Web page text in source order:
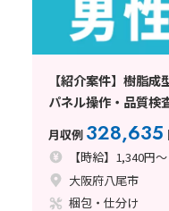
【紹介案件】樹脂
パネル操作・品質検
月収例 328,635
【時給】1,340円～
大阪府八尾市
梱包・仕分け